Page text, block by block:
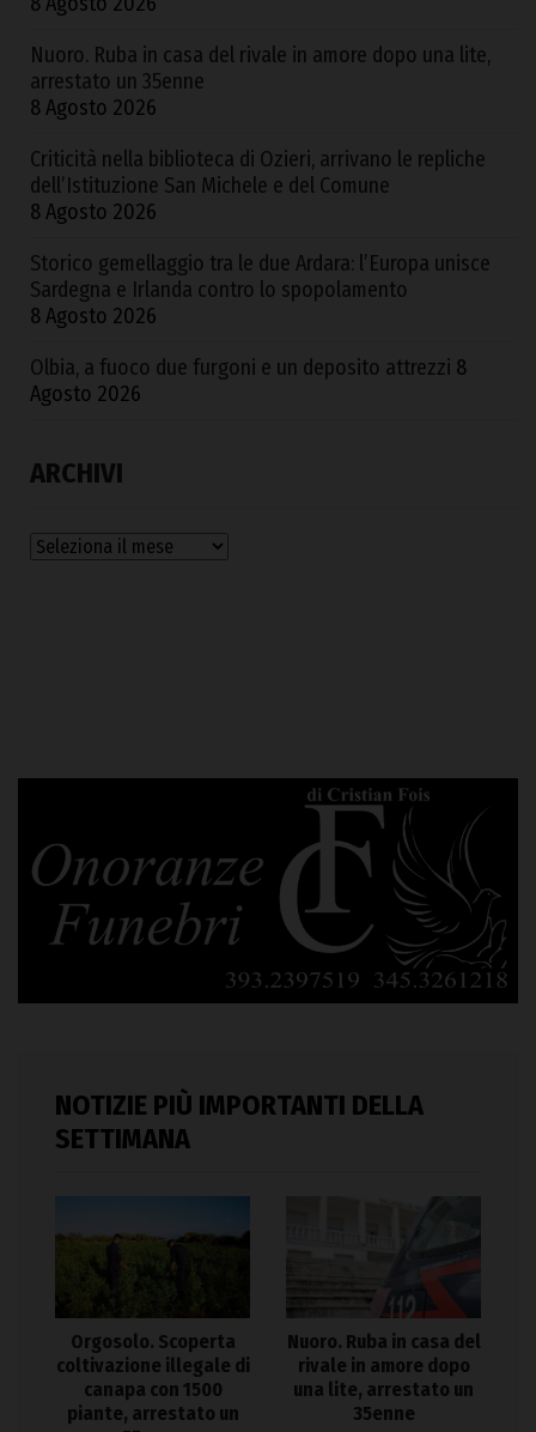
Nuoro. Ruba in casa del rivale in amore dopo una lite,
arrestato un 35enne
8 Agosto 2026
Criticità nella biblioteca di Ozieri, arrivano le repliche
dell’Istituzione San Michele e del Comune
8 Agosto 2026
Storico gemellaggio tra le due Ardara: l’Europa unisce
Sardegna e Irlanda contro lo spopolamento
8 Agosto 2026
Olbia, a fuoco due furgoni e un deposito attrezzi 8
Agosto 2026
ARCHIVI
Archivi
NOTIZIE PIÙ IMPORTANTI DELLA
SETTIMANA
Orgosolo. Scoperta
coltivazione illegale di
canapa con 1500
piante, arrestato un
Nuoro. Ruba in casa del
rivale in amore dopo
una lite, arrestato un
35enne